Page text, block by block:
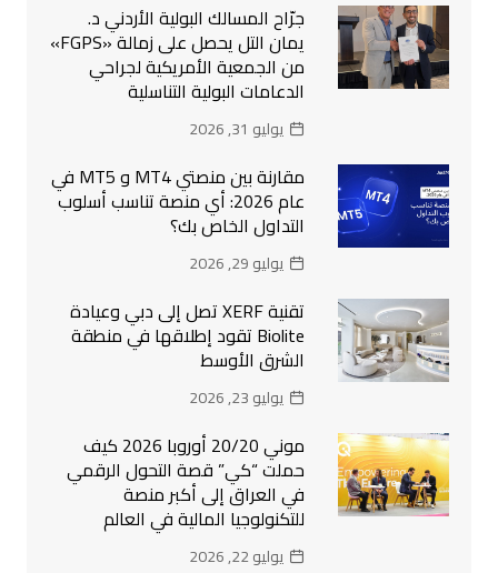
جرّاح المسالك البولية الأردني د.
يمان التل يحصل على زمالة «FGPS»
من الجمعية الأمريكية لجراحي
الدعامات البولية التناسلية
يوليو 31, 2026
مقارنة بين منصتي MT4 و MT5 في
عام 2026: أي منصة تناسب أسلوب
التداول الخاص بك؟
يوليو 29, 2026
تقنية XERF تصل إلى دبي وعيادة
Biolite تقود إطلاقها في منطقة
الشرق الأوسط
يوليو 23, 2026
موني 20/20 أوروبا 2026 كيف
حملت “كي” قصة التحول الرقمي
في العراق إلى أكبر منصة
للتكنولوجيا المالية في العالم
يوليو 22, 2026